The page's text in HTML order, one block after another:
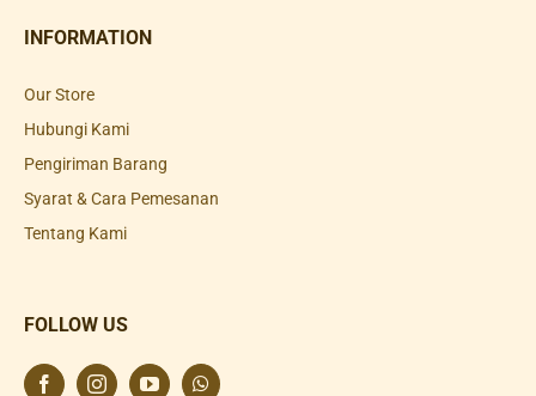
INFORMATION
Our Store
Hubungi Kami
Pengiriman Barang
Syarat & Cara Pemesanan
Tentang Kami
FOLLOW US